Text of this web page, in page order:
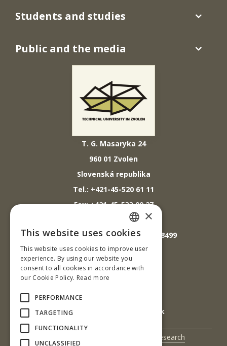
T. G. Masaryka 24
960 01 Zvolen
Slovenská republika
Tel.: +421-45-520 61 11
Fax: +421-45-533 00 27
E-mail: info@tuzvo.sk
GPS súradnice: 48.572024,19.118499
IČO: 00397440
DIČ: 2020474808
IČ DPH: SK2020474808
E-mail: podatelna@tuzvo.sk
Students and studies
Public and the media
UIS Science and Research
SLOVAK
ENGLISH
×
This website uses cookies
This website uses cookies to improve user
experience. By using our website you
consent to all cookies in accordance with
our Cookie Policy. Read more
PERFORMANCE
TARGETING
FUNCTIONALITY
UNCLASSIFIED